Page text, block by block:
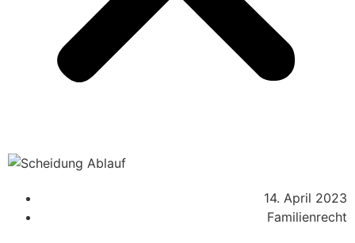
14. April 2023
Familienrecht